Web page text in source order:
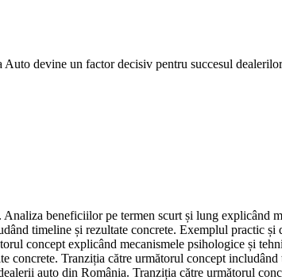
devine un factor decisiv pentru succesul
beneficiilor pe termen scurt și lung explicând
timeline și rezultate concrete. Exemplul practic
concept explicând mecanismele psihologice și
Tranziția către următorul concept
auto din România. Tranziția către următorul